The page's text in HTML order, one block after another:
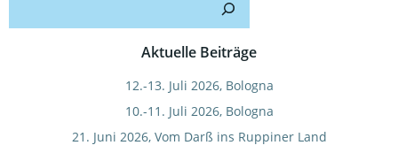
Aktuelle Beiträge
12.-13. Juli 2026, Bologna
10.-11. Juli 2026, Bologna
21. Juni 2026, Vom Darß ins Ruppiner Land